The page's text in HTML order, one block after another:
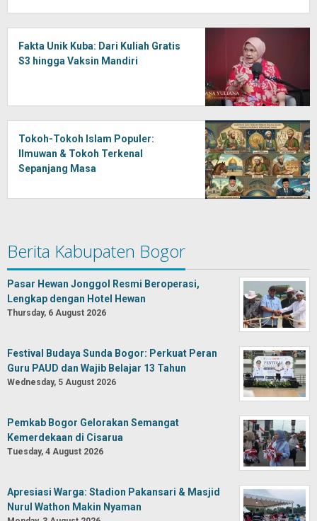
Fakta Unik Kuba: Dari Kuliah Gratis
S3 hingga Vaksin Mandiri
Tokoh-Tokoh Islam Populer:
Ilmuwan & Tokoh Terkenal
Sepanjang Masa
Berita Kabupaten Bogor
Pasar Hewan Jonggol Resmi Beroperasi,
Lengkap dengan Hotel Hewan
Thursday, 6 August 2026
Festival Budaya Sunda Bogor: Perkuat Peran
Guru PAUD dan Wajib Belajar 13 Tahun
Wednesday, 5 August 2026
Pemkab Bogor Gelorakan Semangat
Kemerdekaan di Cisarua
Tuesday, 4 August 2026
Apresiasi Warga: Stadion Pakansari & Masjid
Nurul Wathon Makin Nyaman